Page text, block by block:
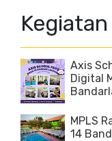
Kegiatan
Axis
Digital
MPLS
14